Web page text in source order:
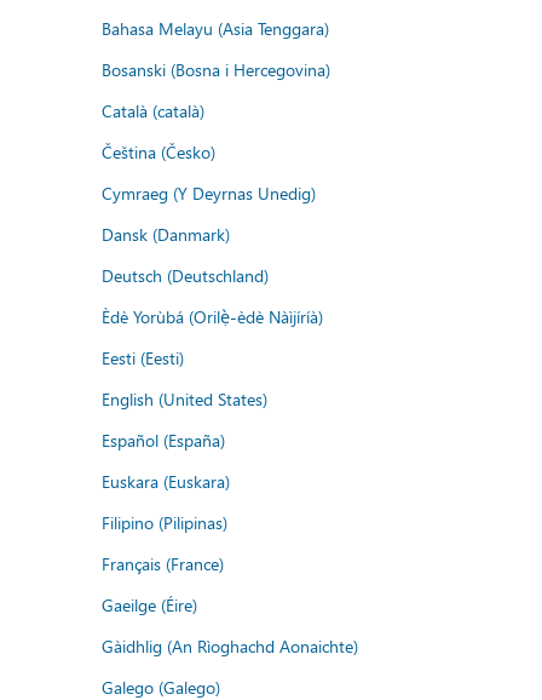
Bahasa Melayu (Asia Tenggara)
Bosanski (Bosna i Hercegovina)
Català (català)
Čeština (Česko)
Cymraeg (Y Deyrnas Unedig)
Dansk (Danmark)
Deutsch (Deutschland)
Èdè Yorùbá (Orilẹ̀-èdè Nàìjíríà)
Eesti (Eesti)
English (United States)
Español (España)
Euskara (Euskara)
Filipino (Pilipinas)
Français (France)
Gaeilge (Éire)
Gàidhlig (An Rìoghachd Aonaichte)
Galego (Galego)